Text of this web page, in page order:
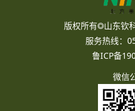
版权所有◎山东钦
服务热线：
鲁ICP备
微信